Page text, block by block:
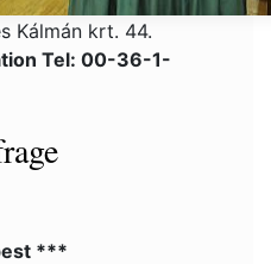
Kálmán krt. 44.
Tel: 00-36-1-
***